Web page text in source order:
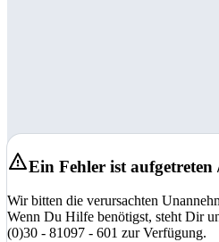
Ein Fehler ist
Wir bitten die verursachten
Wenn Du Hilfe benötigst, steht Dir
(0)30 - 81097 - 601 zur Verfügung.